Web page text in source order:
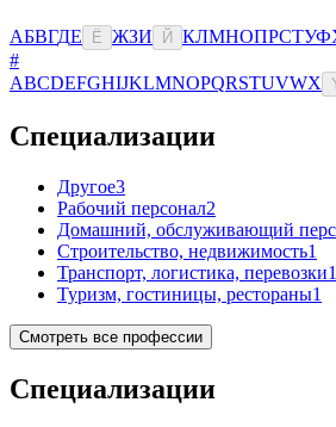
АБВГДЕ Ё ЖЗИ Й КЛМНОПРСТУФ
#
ABCDEFGHIJKLMNOPQRSTUVWX
Специализации
Другое3
Рабочий персонал2
Домашний, обслуживающий
Строительство, недвижимость1
Транспорт, логистика, перевозки1
Туризм, гостиницы, рестораны1
Смотреть все профессии
Специализации